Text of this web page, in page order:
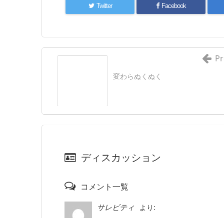
Twitter Facebook
変わらぬくぬく
ディスカッション
コメント一覧
サレビティ
より: